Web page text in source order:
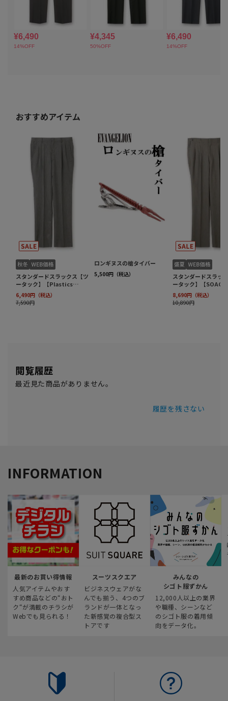
閲覧履歴
最近見た商品がありません。
履歴を残さない
INFORMATION
最新のお買い得情報
人気アイテムやおす
すめ商品などの“おト
ク“が満載のチラシが
Webでも見られる！
スーツスクエア
ビジネスウェアがな
んでも揃う、4つのブ
ランドが一体となっ
た新感覚の複合型ス
トアです
みんなの
シゴト服ずかん
12,000人以上の業界
や職種、シーンなど
のシゴト服の着用傾
向をデータ化。